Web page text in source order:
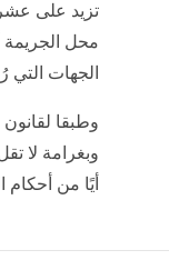
تزيد على عشر
محل الجريمة
الجهات
وطبقا
وبغرامة لا
أيًا من أحكام المادتين (214